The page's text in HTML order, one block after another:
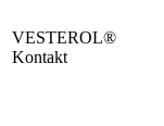
VESTEROL®
Kontakt